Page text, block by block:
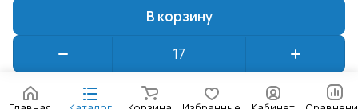
В корзину
© 2026 ЧИЖИК ПЫЖИК Конфиденциальность Оферта